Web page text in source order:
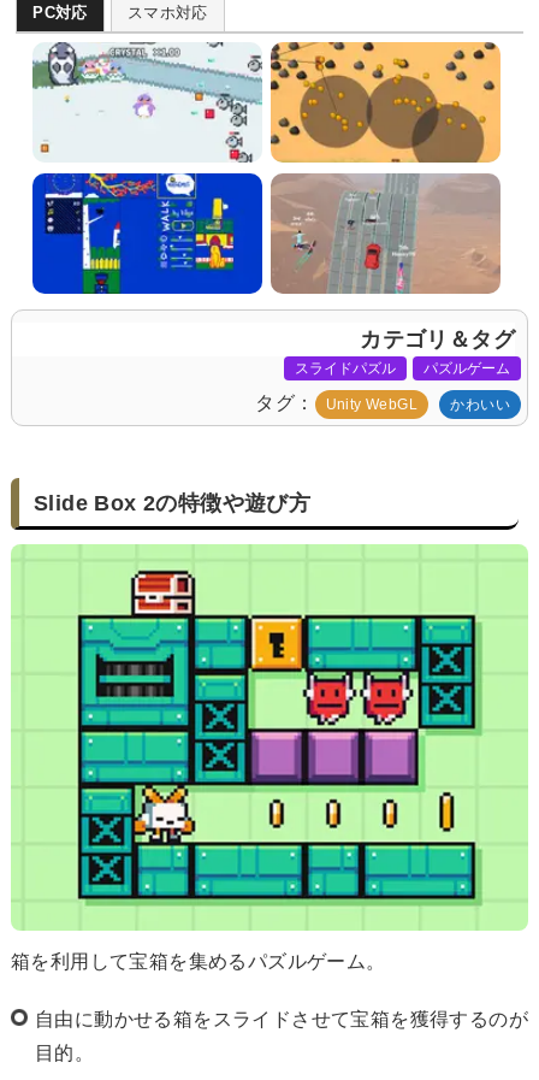
PC対応 スマホ対応
カテゴリ＆タグ
スライドパズル パズルゲーム
タグ Unity WebGL かわいい
Slide Box 2の特徴や遊び方
箱を利用して宝箱を集めるパズルゲーム。
自由に動かせる箱をスライドさせて宝箱を獲得するのが
目的。